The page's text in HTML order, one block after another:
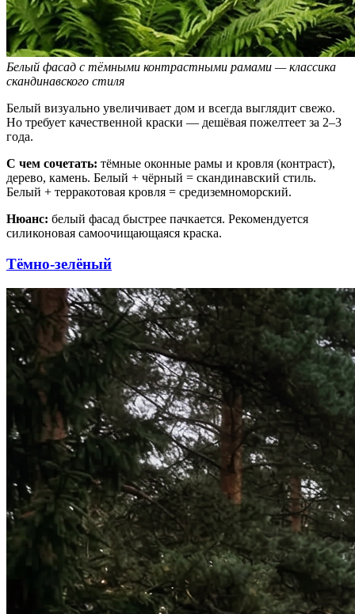
Белый фасад с тёмными контрастными рамами — классика
скандинавского стиля
Белый визуально увеличивает дом и всегда выглядит свежо.
Но требует качественной краски — дешёвая пожелтеет за 2–3
года.
С чем сочетать: тёмные оконные рамы и кровля (контраст),
дерево, камень. Белый + чёрный = скандинавский стиль.
Белый + терракотовая кровля = средиземноморский.
Нюанс: белый фасад быстрее пачкается. Рекомендуется
силиконовая самоочищающаяся краска.
Тёмно-зелёный